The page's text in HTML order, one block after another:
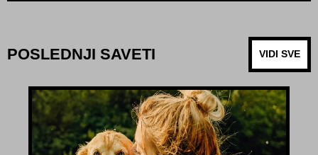
POSLEDNJI SAVETI VIDI SVE